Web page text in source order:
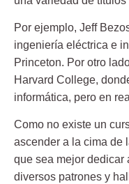
Por ejemplo, Jeff
ingeniería eléctrica e
Princeton. Por otro
Harvard College,
informática, pero en
Como no existe un
ascender a la cima de
que sea mejor dedicar
diversos patrones y